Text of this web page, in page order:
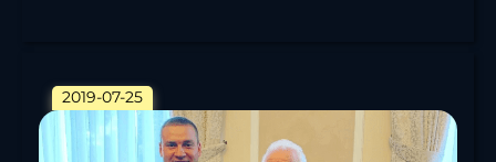
2019-07-25